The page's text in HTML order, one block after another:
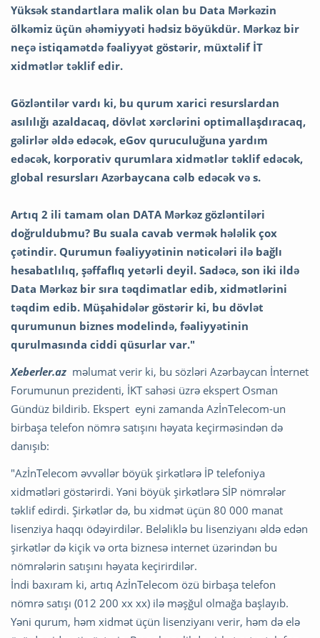
Yüksək standartlara malik olan bu Data Mərkəzin
ölkəmiz üçün əhəmiyyəti hədsiz böyükdür. Mərkəz bir
neçə istiqamətdə fəaliyyət göstərir, müxtəlif İT
xidmətlər təklif edir.
Gözləntilər vardı ki, bu qurum xarici resurslardan
asılılığı azaldacaq, dövlət xərclərini optimallaşdıracaq,
gəlirlər əldə edəcək, eGov quruculuğuna yardım
edəcək, korporativ qurumlara xidmətlər təklif edəcək,
global resursları Azərbaycana cəlb edəcək və s.
Artıq 2 ili tamam olan DATA Mərkəz gözləntiləri
doğruldubmu? Bu suala cavab vermək hələlik çox
çətindir. Qurumun fəaliyyətinin nəticələri ilə bağlı
hesabatlılıq, şəffaflıq yetərli deyil. Sadəcə, son iki ildə
Data Mərkəz bir sıra təqdimatlar edib, xidmətlərini
təqdim edib. Müşahidələr göstərir ki, bu dövlət
qurumunun biznes modelində, fəaliyyətinin
qurulmasında ciddi qüsurlar var."
Xeberler.az məlumat verir ki, bu sözləri Azərbaycan İnternet
Forumunun prezidenti, İKT sahəsi üzrə ekspert Osman
Gündüz bildirib. Ekspert eyni zamanda AzİnTelecom-un
birbaşa telefon nömrə satışını həyata keçirməsindən də
danışıb:
"AzİnTelecom əvvəllər böyük şirkətlərə İP telefoniya
xidmətləri göstərirdi. Yəni böyük şirkətlərə SİP nömrələr
təklif edirdi. Şirkətlər də, bu xidmət üçün 80 000 manat
lisenziya haqqı ödəyirdilər. Beləliklə bu lisenziyanı əldə edən
şirkətlər də kiçik və orta biznesə internet üzərindən bu
nömrələrin satışını həyata keçirirdilər.
İndi baxıram ki, artıq AzİnTelecom özü birbaşa telefon
nömrə satışı (012 200 xx xx) ilə məşğul olmağa başlayıb.
Yəni qurum, həm xidmət üçün lisenziyanı verir, həm də elə